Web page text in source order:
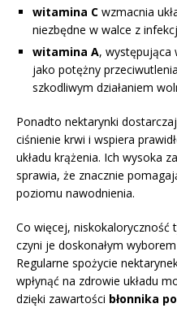
witamina C wzmacnia
niezbędne w walce z
witamina A, występująca
jako potężny
szkodliwym działaniem
Ponadto nektarynki
ciśnienie krwi i wspiera
układu krążenia. Ich wysoka
sprawia, że znacznie
poziomu nawodnienia.
Co więcej, niskokaloryczność
czyni je doskonałym
Regularne spożycie
wpłynąć na zdrowie układu
dzięki zawartości błonnika